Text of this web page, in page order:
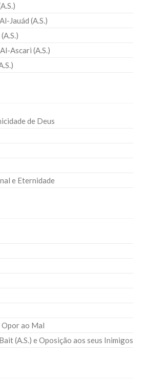
Jauád (A.S.)
Ascari (A.S.)
de Deus
e Eternidade
Opor ao Mal
(A.S.) e Oposição aos seus Inimigos